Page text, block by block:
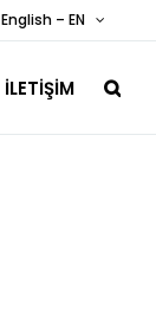
English – EN
İLETİŞİM